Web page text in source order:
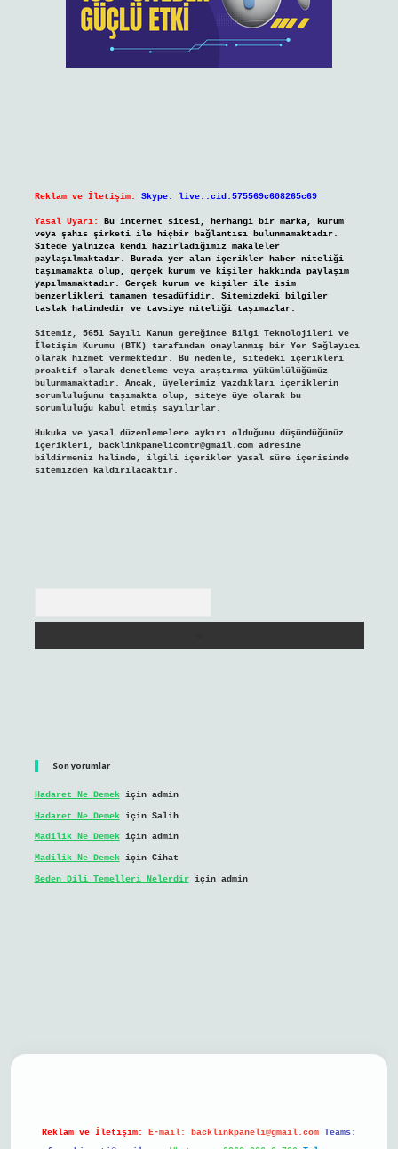
Reklam ve İletişim: Skype: live:.cid.575569c608265c69
Yasal Uyarı:
Bu internet sitesi, herhangi bir marka, kurum
veya şahıs şirketi ile hiçbir bağlantısı bulunmamaktadır.
Sitede yalnızca kendi hazırladığımız makaleler
paylaşılmaktadır. Burada yer alan içerikler haber niteliği
taşımamakta olup, gerçek kurum ve kişiler hakkında paylaşım
yapılmamaktadır. Gerçek kurum ve kişiler ile isim
benzerlikleri tamamen tesadüfidir. Sitemizdeki bilgiler
taslak halindedir ve tavsiye niteliği taşımazlar.
Sitemiz, 5651 Sayılı Kanun gereğince Bilgi Teknolojileri ve
İletişim Kurumu (BTK) tarafından onaylanmış bir Yer Sağlayıcı
olarak hizmet vermektedir. Bu nedenle, sitedeki içerikleri
proaktif olarak denetleme veya araştırma yükümlülüğümüz
bulunmamaktadır. Ancak, üyelerimiz yazdıkları içeriklerin
sorumluluğunu taşımakta olup, siteye üye olarak bu
sorumluluğu kabul etmiş sayılırlar.
Hukuka ve yasal düzenlemelere aykırı olduğunu düşündüğünüz
içerikleri, backlinkpanelicomtr@gmail.comadresine
bildirmeniz halinde, ilgili içerikler yasal süre içerisinde
sitemizden kaldırılacaktır.
Son yorumlar
Hadaret Ne Demekiçin admin
Hadaret Ne Demekiçin Salih
Madilik Ne Demekiçin admin
Madilik Ne Demekiçin Cihat
Beden Dili Temelleri Nelerdiriçin admin
Reklam ve İletişim: E-mail: backlinkpaneli@gmail.com Teams: